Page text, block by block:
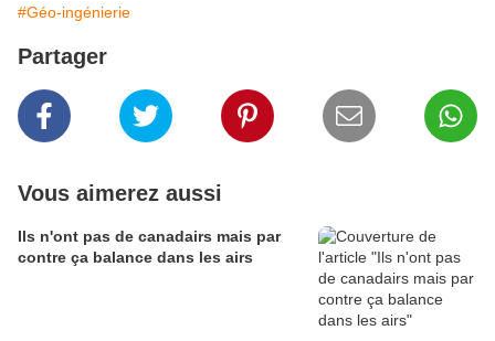
#Géo-ingénierie
Partager
Vous aimerez aussi
Ils n'ont pas de canadairs mais par
contre ça balance dans les airs